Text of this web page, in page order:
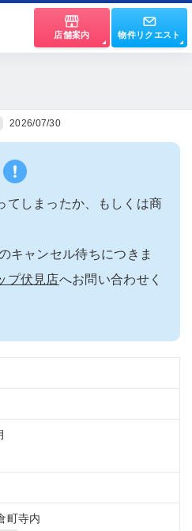
店舗案内 物件リクエスト
2026/07/30
しまったか、もしくは商
キャンセル待ちにつきま
プ伏見店へお問い合わせく
町寺内